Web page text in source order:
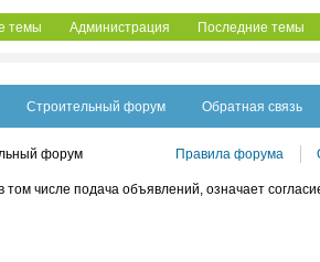
темы Администрация Последние темы
Строительный форум Обратная связь
форум Правила форума
том числе подача объявлений, означает